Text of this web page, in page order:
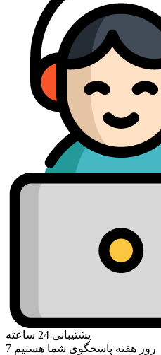
پشتیبانی 24 ساعته
7 روز هفته پاسخگوی شما هستیم